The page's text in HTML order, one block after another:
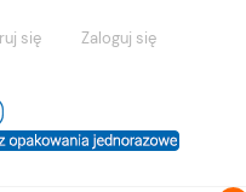
się Zaloguj się